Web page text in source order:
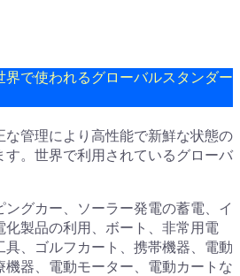
で使われるグローバルスタンダー
管理により高性能で新鮮な状態の
。世界で利用されているグローバ
グカー、ソーラー発電の蓄電、イ
化製品の利用、ボート、非常用電
、ゴルフカート、携帯機器、電動
器、電動モーター、電動カートな